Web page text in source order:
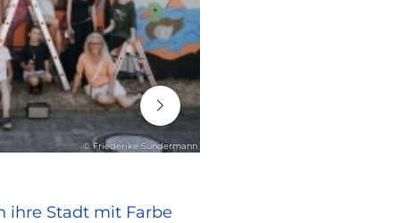
© Friederike Sundermann
ihre Stadt mit Farbe